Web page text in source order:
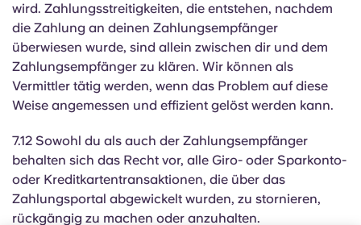
wird. Zahlungsstreitigkeiten, die entstehen, nachdem
die Zahlung an deinen Zahlungsempfänger
überwiesen wurde, sind allein zwischen dir und dem
Zahlungsempfänger zu klären. Wir können als
Vermittler tätig werden, wenn das Problem auf diese
Weise angemessen und effizient gelöst werden kann.
7.12 Sowohl du als auch der Zahlungsempfänger
behalten sich das Recht vor, alle Giro- oder Sparkonto-
oder Kreditkartentransaktionen, die über das
Zahlungsportal abgewickelt wurden, zu stornieren,
rückgängig zu machen oder anzuhalten.